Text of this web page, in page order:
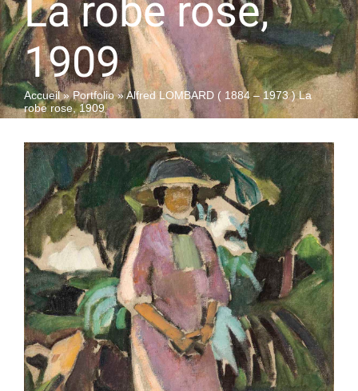
QUI SOMMES-NOUS
La robe rose,
1909
Accueil»Portfolio»Alfred LOMBARD ( 1884 – 1973 ) La
robe rose, 1909